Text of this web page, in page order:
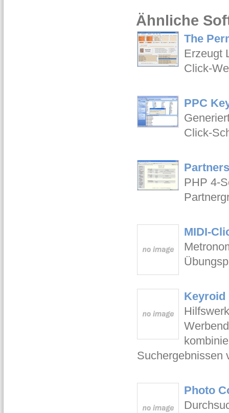
Ähnliche
The
Erzeugt
Click-
PPC
Click-
PHP 4-
MIDI-
Keyroid
Suchergebnissen
Photo